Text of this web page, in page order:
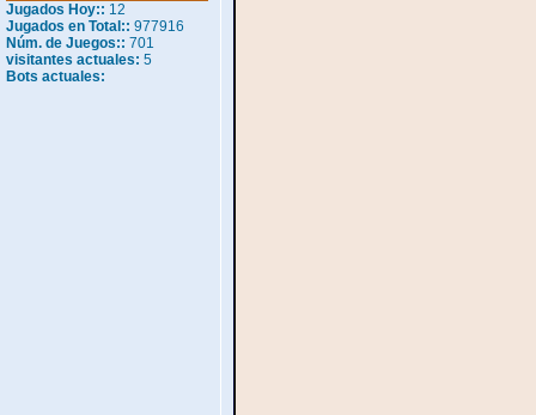
Jugados Hoy:: 12
Jugados en Total:: 977916
Núm. de Juegos:: 701
visitantes actuales: 5
Bots actuales: